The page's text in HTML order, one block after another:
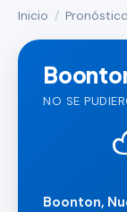
Inicio / Pronóstico
NO SE
Boonton,